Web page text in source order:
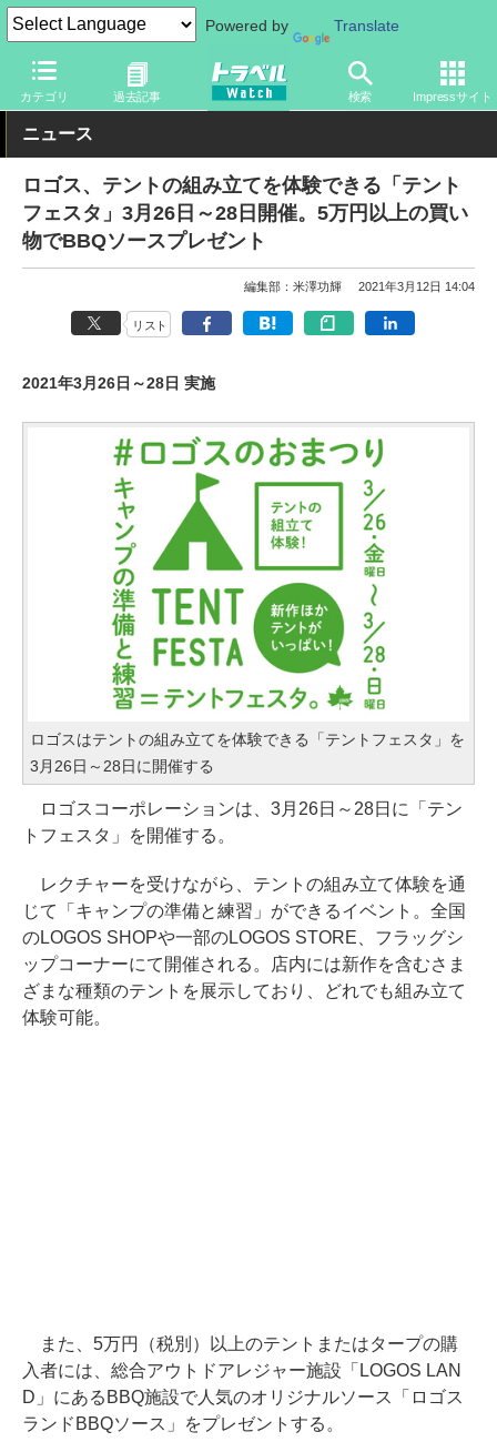
Powered by Translate
カテゴリ 過去記事 検索 Impressサイト
トラベル Watch 旅のアイテム 旅行グッズ
ニュース
ロゴス、テントの組み立てを体験できる「テント
フェスタ」3月26日～28日開催。5万円以上の買い
物でBBQソースプレゼント
編集部：米澤功輝 2021年3月12日 14:04
リスト
2021年3月26日～28日 実施
ロゴスはテントの組み立てを体験できる「テントフェスタ」を
3月26日～28日に開催する
ロゴスコーポレーションは、3月26日～28日に「テン
トフェスタ」を開催する。
レクチャーを受けながら、テントの組み立て体験を通
じて「キャンプの準備と練習」ができるイベント。全国
のLOGOS SHOPや一部のLOGOS STORE、フラッグシ
ップコーナーにて開催される。店内には新作を含むさま
ざまな種類のテントを展示しており、どれでも組み立て
体験可能。
また、5万円（税別）以上のテントまたはタープの購
入者には、総合アウトドアレジャー施設「LOGOS LAN
D」にあるBBQ施設で人気のオリジナルソース「ロゴス
ランドBBQソース」をプレゼントする。